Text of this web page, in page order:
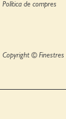
Política de compres
Copyright © Finestres